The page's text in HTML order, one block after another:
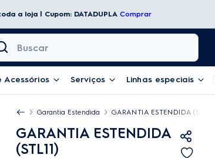
a loja | Cupom: DATADUPLA Comprar
Acessórios Serviços Linhas especiais
Garantia Estendida GARANTIA ESTENDIDA (STL11)
GARANTIA ESTENDIDA
(STL11)